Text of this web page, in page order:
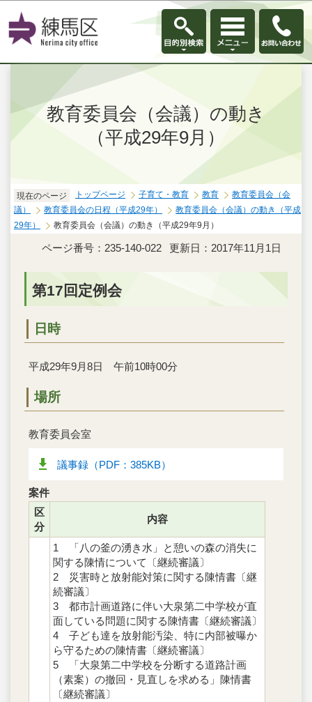
このページの本文へ移動
教育委員会（会議）の動き
（平成29年9月）
現在のページ トップページ 子育て・教育 教育
教育委員会（会
議）
教育委員会の日程（平成29年）
教育委員会（会議）の動き（平成
29年）
教育委員会（会議）の動き（平成29年9月）
ページ番号：235-140-022 更新日：2017年11月1日
第17回定例会
日時
平成29年9月8日 午前10時00分
場所
教育委員会室
議事録（PDF：385KB）
案件
区
分
内容
1 「八の釜の湧き水」と憩いの森の消失に
関する陳情について〔継続審議〕
2 災害時と放射能対策に関する陳情書〔継
続審議〕
3 都市計画道路に伴い大泉第二中学校が直
面している問題に関する陳情書〔継続審議〕
4 子ども達を放射能汚染、特に内部被曝か
ら守るための陳情書〔継続審議〕
5 「大泉第二中学校を分断する道路計画
（素案）の撤回・見直しを求める」陳情書
〔継続審議〕